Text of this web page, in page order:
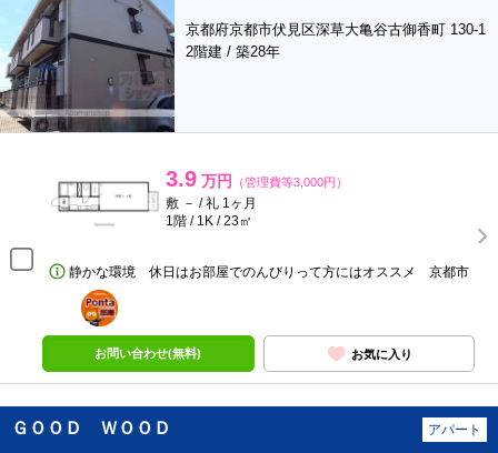
京都府京都市伏見区深草大亀谷古御香町 130-1
2階建 / 築28年
3.9 万円 （管理費等3,000円）
敷 － / 礼 1ヶ月
1階 / 1K / 23㎡
静かな環境 休日はお部屋でのんびりって方にはオススメ 京都市
ポンタ
部屋
お問い合わせ(無料) お気に入り
ＧＯＯＤ ＷＯＯＤ アパート